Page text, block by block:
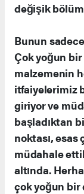
değişik
Bunun
Çok yoğun
malzemenin
itfaiyelerimiz
giriyor ve
başladıktan
noktası, esas
müdahale
altında.
çok yoğun bir